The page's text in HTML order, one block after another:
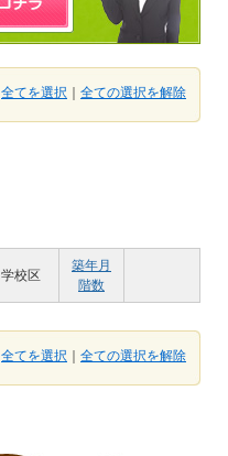
全てを選択 全ての選択を解除
学校区
築年月
階数
全てを選択 全ての選択を解除